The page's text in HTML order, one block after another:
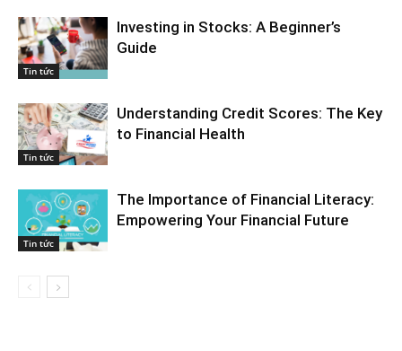
Tin tức
Investing in Stocks: A Beginner’s
Guide
Tin tức
Understanding Credit Scores: The Key
to Financial Health
Tin tức
The Importance of Financial Literacy:
Empowering Your Financial Future